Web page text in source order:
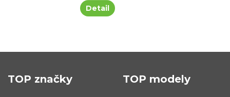
Detail
TOP značky TOP modely